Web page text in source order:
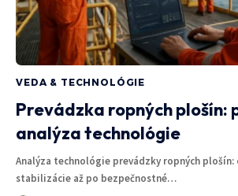
VEDA & TECHNOLÓGIE
Prevádzka ropných plošín:
analýza technológie
Analýza technológie prevádzky ropných plošín:
stabilizácie až po bezpečnostné…